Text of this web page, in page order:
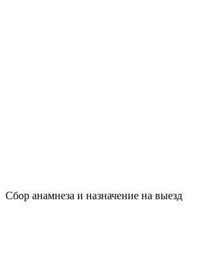
Сбор анамнеза и назначение на выезд